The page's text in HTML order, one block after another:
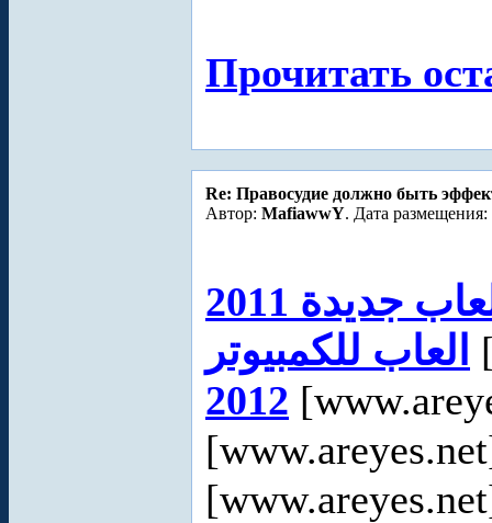
Прочитать
Re: Правосудие должно быть
Автор: MafiawwY. Дата размещения:
جديدة 2011
العاب للكمبيوتر
2012